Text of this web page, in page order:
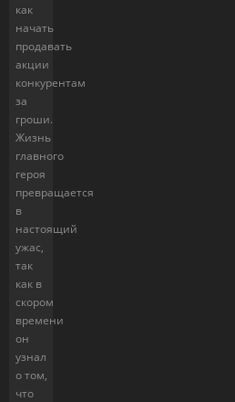
как
начать
продавать
акции
конкурентам
за
гроши.
Жизнь
главного
героя
превращается
в
настоящий
ужас,
так
как в
скором
времени
он
узнал
о том,
что